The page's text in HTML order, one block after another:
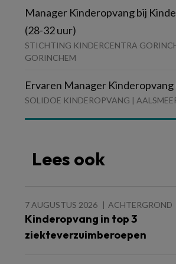
Manager Kinderopvang bij
(28-32 uur)
STICHTING KINDERCENTRA
GORINCHEM
Ervaren Manager Kinderopvang
SOLIDOE KINDEROPVANG |
Lees ook
7 AUGUSTUS 2026 ACHTERGROND
Kinderopvang in top 3
ziekteverzuimberoepen